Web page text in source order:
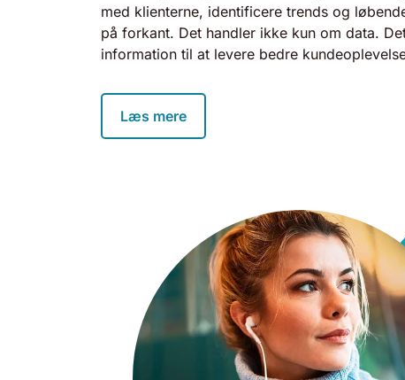
med klienterne, identificere trends og
på forkant. Det handler ikke kun om data.
information til at levere bedre
Læs mere